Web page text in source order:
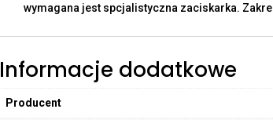
wymagana jest spcjalistyczna zaciskarka.
Informacje dodatkowe
Producent